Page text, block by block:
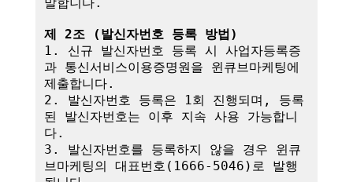
제 2조 (발신자번호 등록 방법)
1. 신규 발신자번호 등록 시 사업자등록증
과 통신서비스이용증명원을 윈큐브마케팅에
제출합니다.
2. 발신자번호 등록은 1회 진행되며, 등록
된 발신자번호는 이후 지속 사용 가능합니
다.
3. 발신자번호를 등록하지 않을 경우 윈큐
브마케팅의 대표번호(1666-5046)로 발행